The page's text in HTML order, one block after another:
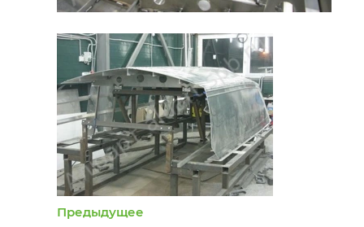
Предыдущее